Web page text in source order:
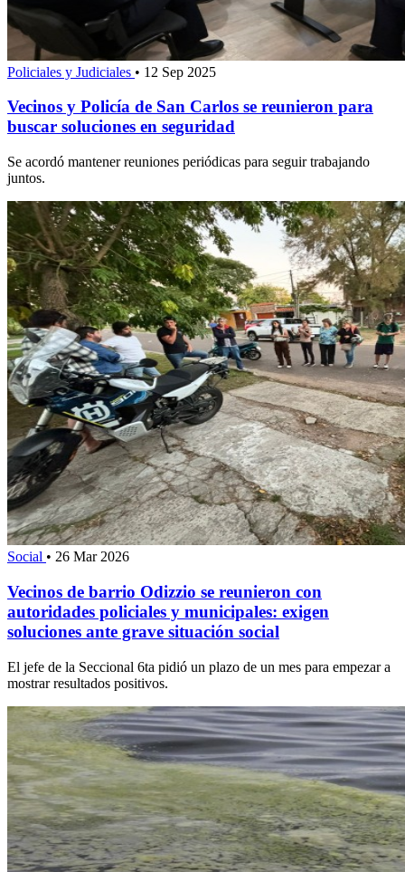
Policiales y Judiciales • 12 Sep 2025
Vecinos y Policía de San Carlos se reunieron para
buscar soluciones en seguridad
Se acordó mantener reuniones periódicas para seguir trabajando
juntos.
Social • 26 Mar 2026
Vecinos de barrio Odizzio se reunieron con
autoridades policiales y municipales: exigen
soluciones ante grave situación social
El jefe de la Seccional 6ta pidió un plazo de un mes para empezar a
mostrar resultados positivos.